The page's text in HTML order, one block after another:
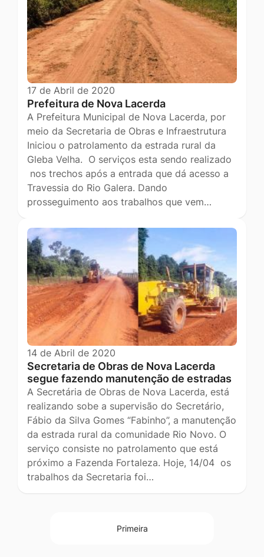
17 de Abril de 2020
Prefeitura de Nova Lacerda
A Prefeitura Municipal de Nova Lacerda, por
meio da Secretaria de Obras e Infraestrutura
Iniciou o patrolamento da estrada rural da
Gleba Velha. O serviços esta sendo realizado
nos trechos após a entrada que dá acesso a
Travessia do Rio Galera. Dando
prosseguimento aos trabalhos que vem…
14 de Abril de 2020
Secretaria de Obras de Nova Lacerda
segue fazendo manutenção de estradas
A Secretária de Obras de Nova Lacerda, está
realizando sobe a supervisão do Secretário,
Fábio da Silva Gomes “Fabinho”, a manutenção
da estrada rural da comunidade Rio Novo. O
serviço consiste no patrolamento que está
próximo a Fazenda Fortaleza. Hoje, 14/04 os
trabalhos da Secretaria foi…
Primeira